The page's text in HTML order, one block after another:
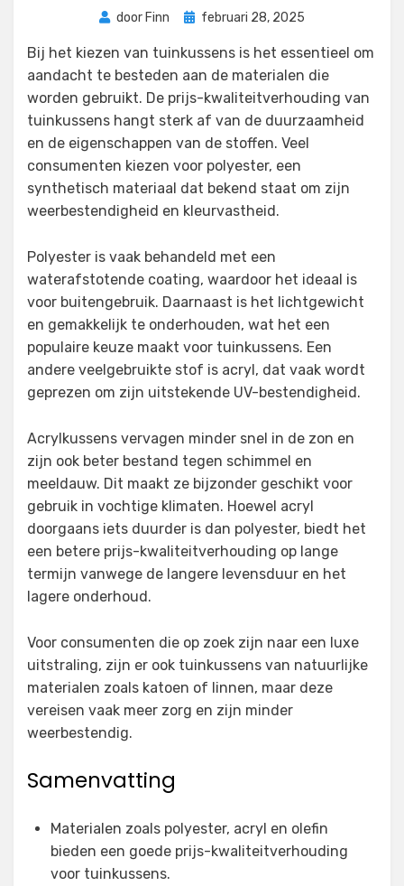
door Finn
Geplaatst
februari 28, 2025
Bij het kiezen van tuinkussens is het essentieel om
aandacht te besteden aan de materialen die
worden gebruikt. De prijs-kwaliteitverhouding van
tuinkussens hangt sterk af van de duurzaamheid
en de eigenschappen van de stoffen. Veel
consumenten kiezen voor polyester, een
synthetisch materiaal dat bekend staat om zijn
weerbestendigheid en kleurvastheid.
Polyester is vaak behandeld met een
waterafstotende coating, waardoor het ideaal is
voor buitengebruik. Daarnaast is het lichtgewicht
en gemakkelijk te onderhouden, wat het een
populaire keuze maakt voor tuinkussens. Een
andere veelgebruikte stof is acryl, dat vaak wordt
geprezen om zijn uitstekende UV-bestendigheid.
Acrylkussens vervagen minder snel in de zon en
zijn ook beter bestand tegen schimmel en
meeldauw. Dit maakt ze bijzonder geschikt voor
gebruik in vochtige klimaten. Hoewel acryl
doorgaans iets duurder is dan polyester, biedt het
een betere prijs-kwaliteitverhouding op lange
termijn vanwege de langere levensduur en het
lagere onderhoud.
Voor consumenten die op zoek zijn naar een luxe
uitstraling, zijn er ook tuinkussens van natuurlijke
materialen zoals katoen of linnen, maar deze
vereisen vaak meer zorg en zijn minder
weerbestendig.
Samenvatting
Materialen zoals polyester, acryl en olefin
bieden een goede prijs-kwaliteitverhouding
voor tuinkussens.